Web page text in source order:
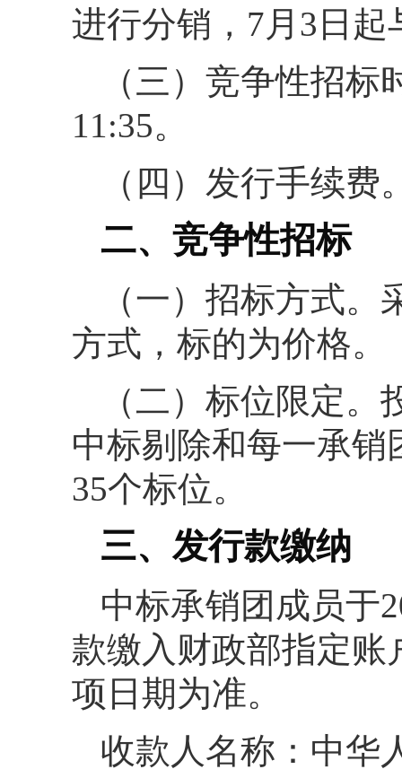
进行分销，7月3日
（三）竞争性招标
11:35。
（四）发行手续费
二、竞争性招标
（一）招标方式
方式，标的为价格。
（二）标位限定
中标剔除和每一承销
35个标位。
三、发行款缴纳
中标承销团成员于
款缴入财政部指定
项日期为准。
收款人名称：中华